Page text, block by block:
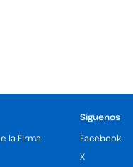
la Firma
Síguenos
Facebook
X